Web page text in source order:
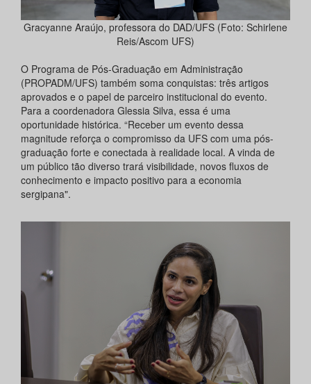
Gracyanne Araújo, professora do DAD/UFS (Foto: Schirlene
Reis/Ascom UFS)
O Programa de Pós-Graduação em Administração
(PROPADM/UFS) também soma conquistas: três artigos
aprovados e o papel de parceiro institucional do evento.
Para a coordenadora Glessia Silva, essa é uma
oportunidade histórica. “Receber um evento dessa
magnitude reforça o compromisso da UFS com uma pós-
graduação forte e conectada à realidade local. A vinda de
um público tão diverso trará visibilidade, novos fluxos de
conhecimento e impacto positivo para a economia
sergipana".